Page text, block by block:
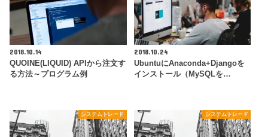
2018.10.14
QUOINE(LIQUID) APIから注文す
る方法～プログラム例
2018.10.24
UbuntuにAnaconda+Djangoを
インストール（MySQLを…
システムトレード システムトレード